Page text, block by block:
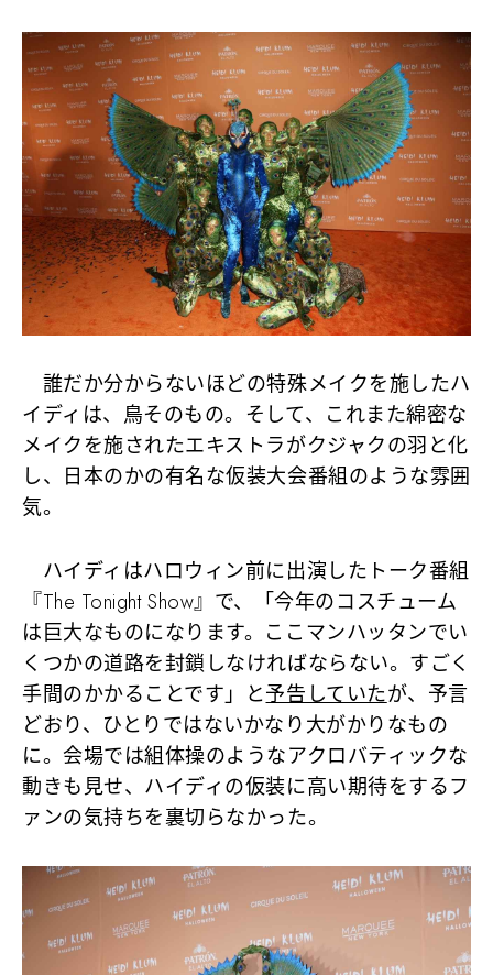
誰だか分からないほどの特殊メイクを施したハ
イディは、鳥そのもの。そして、これまた綿密な
メイクを施されたエキストラがクジャクの羽と化
し、日本のかの有名な仮装大会番組のような雰囲
気。
ハイディはハロウィン前に出演したトーク番組
『The Tonight Show』で、「今年のコスチューム
は巨大なものになります。ここマンハッタンでい
くつかの道路を封鎖しなければならない。すごく
手間のかかることです」と予告していたが、予言
どおり、ひとりではないかなり大がかりなもの
に。会場では組体操のようなアクロバティックな
動きも見せ、ハイディの仮装に高い期待をするフ
ァンの気持ちを裏切らなかった。